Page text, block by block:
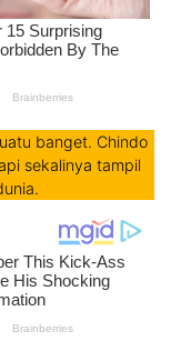
banget. Chindo
sekalinya tampil